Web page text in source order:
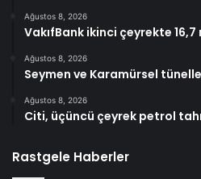
Ağustos 8, 2026
VakıfBank ikinci çeyrekte
Ağustos 8, 2026
Seymen ve Karamürsel
Ağustos 8, 2026
Citi, üçüncü çeyrek petrol
Rastgele Haberler